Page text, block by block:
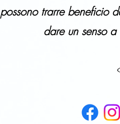
possono trarre beneficio
dare un senso